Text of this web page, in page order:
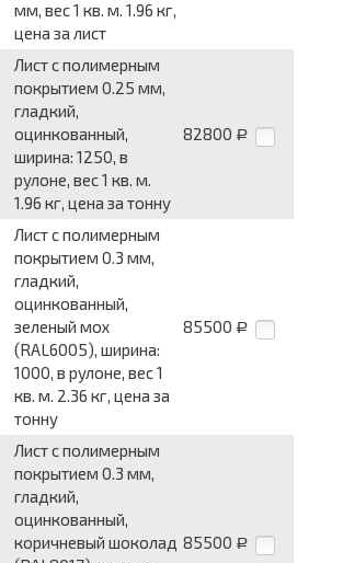
мм, вес 1 кв. м. 1.96 кг,
цена за лист
Лист с полимерным
покрытием 0.25 мм,
гладкий,
оцинкованный,
ширина: 1250, в
рулоне, вес 1 кв. м.
1.96 кг, цена за тонну
82800 Р
Лист с полимерным
покрытием 0.3 мм,
гладкий,
оцинкованный,
зеленый мох
(RAL6005), ширина:
1000, в рулоне, вес 1
кв. м. 2.36 кг, цена за
тонну
85500 Р
Лист с полимерным
покрытием 0.3 мм,
гладкий,
оцинкованный,
коричневый шоколад 85500 Р